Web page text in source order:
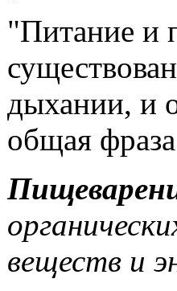
"Питание и
дыхании, и
общая
веществ и